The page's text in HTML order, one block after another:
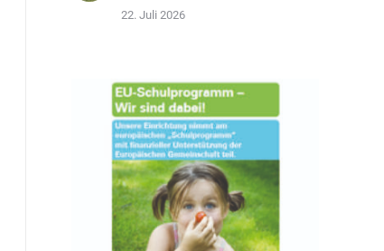
22. Juli 2026